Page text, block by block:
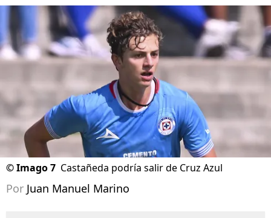
©Imago 7 Castañeda podría salir de Cruz Azul
Por Juan Manuel Marino